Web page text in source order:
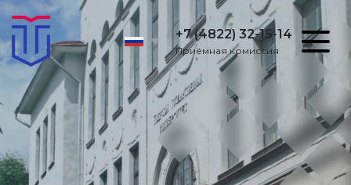
+7 (4822) 32-15-14
Приёмная комиссия